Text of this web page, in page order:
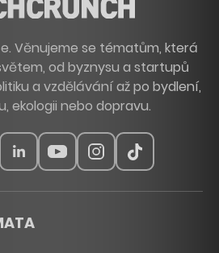
Věnujeme se tématům, která
od byznysu a startupů
a vzdělávání až po bydlení,
ekologii nebo dopravu.